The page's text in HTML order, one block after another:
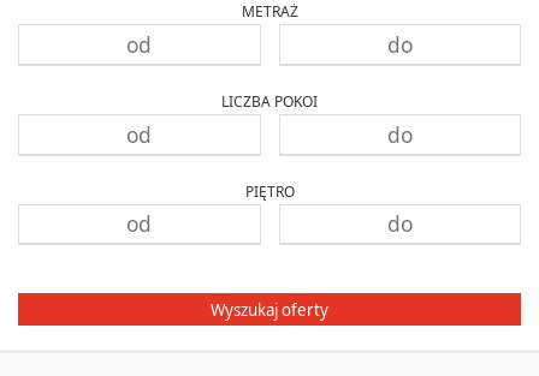
METRAŻ
LICZBA POKOI
PIĘTRO
Wyszukaj oferty